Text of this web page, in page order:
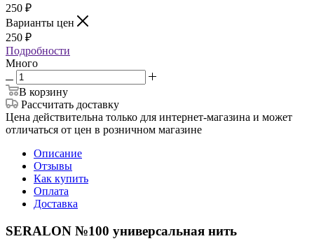
250 ₽
Варианты цен
250 ₽
Подробности
Много
В корзину
Рассчитать доставку
Цена действительна только для интернет-магазина и может
отличаться от цен в розничном магазине
Описание
Отзывы
Как купить
Оплата
Доставка
SERALON №100 универсальная нить